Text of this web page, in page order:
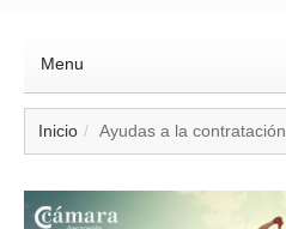
Menu
Inicio Ayudas a la contratación